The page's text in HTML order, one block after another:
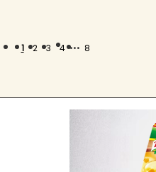
1 2 3 4 ... 8